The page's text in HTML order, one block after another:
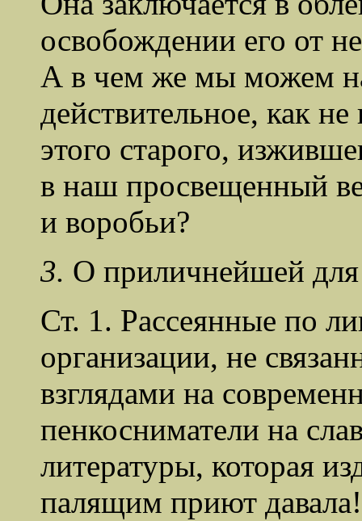
освобождении его от
А в чем же мы можем
действительное, как
этого старого,
в наш просвещенный
и воробьи?
3. О приличнейшей для
Ст. 1. Рассеянные по
организации, не
взглядами на
пенкосниматели на
литературы, которая
палящим приют давала!